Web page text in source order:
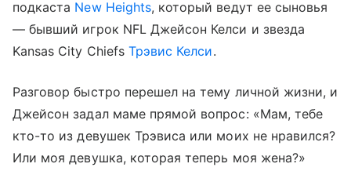
подкаста New Heights, который ведут ее сыновья
— бывший игрок NFL Джейсон Келси и звезда
Kansas City Chiefs Трэвис Келси.
Разговор быстро перешел на тему личной жизни, и
Джейсон задал маме прямой вопрос: «Мам, тебе
кто-то из девушек Трэвиса или моих не нравился?
Или моя девушка, которая теперь моя жена?»